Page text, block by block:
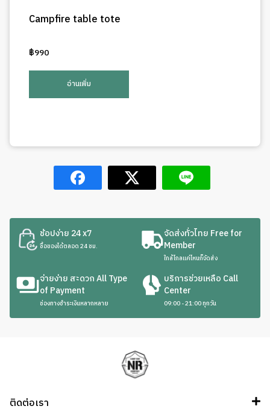
Campfire table tote
฿990
อ่านเพิ่ม
ช้อปง่าย 24 x7
ซื้อของได้ตลอด 24 ชม.
จัดส่งทั่วไทย Free for
Member
ใกล้ไกลแค่ไหนก็จัดส่ง
จ่ายง่าย สะดวก All Type
of Payment
ช่องทางชำระเงินหลากหลาย
บริการช่วยเหลือ Call
Center
09:00 - 21:00 ทุกวัน
ติดต่อเรา